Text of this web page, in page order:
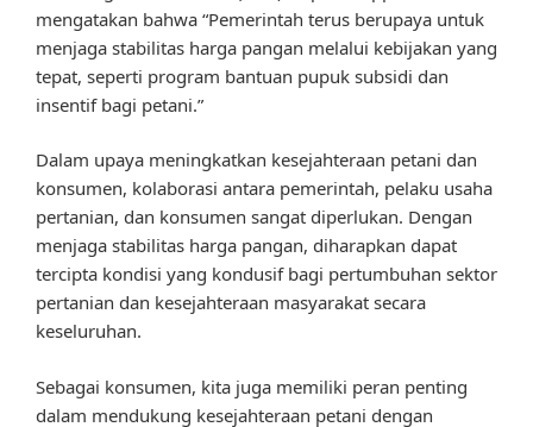
mengatakan bahwa “Pemerintah terus berupaya untuk
menjaga stabilitas harga pangan melalui kebijakan yang
tepat, seperti program bantuan pupuk subsidi dan
insentif bagi petani.”
Dalam upaya meningkatkan kesejahteraan petani dan
konsumen, kolaborasi antara pemerintah, pelaku usaha
pertanian, dan konsumen sangat diperlukan. Dengan
menjaga stabilitas harga pangan, diharapkan dapat
tercipta kondisi yang kondusif bagi pertumbuhan sektor
pertanian dan kesejahteraan masyarakat secara
keseluruhan.
Sebagai konsumen, kita juga memiliki peran penting
dalam mendukung kesejahteraan petani dengan